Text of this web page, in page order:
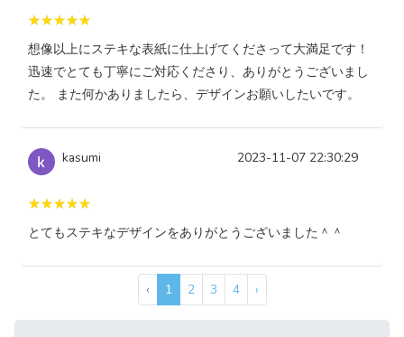
想像以上にステキな表紙に仕上げてくださって大満足です！
迅速でとても丁寧にご対応くださり、ありがとうございまし
た。 また何かありましたら、デザインお願いしたいです。
kasumi 2023-11-07 22:30:29
とてもステキなデザインをありがとうございました＾＾
‹ 1 2 3 4 ›